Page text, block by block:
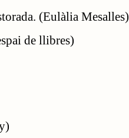
(Eulàlia Mesalles)
de llibres)